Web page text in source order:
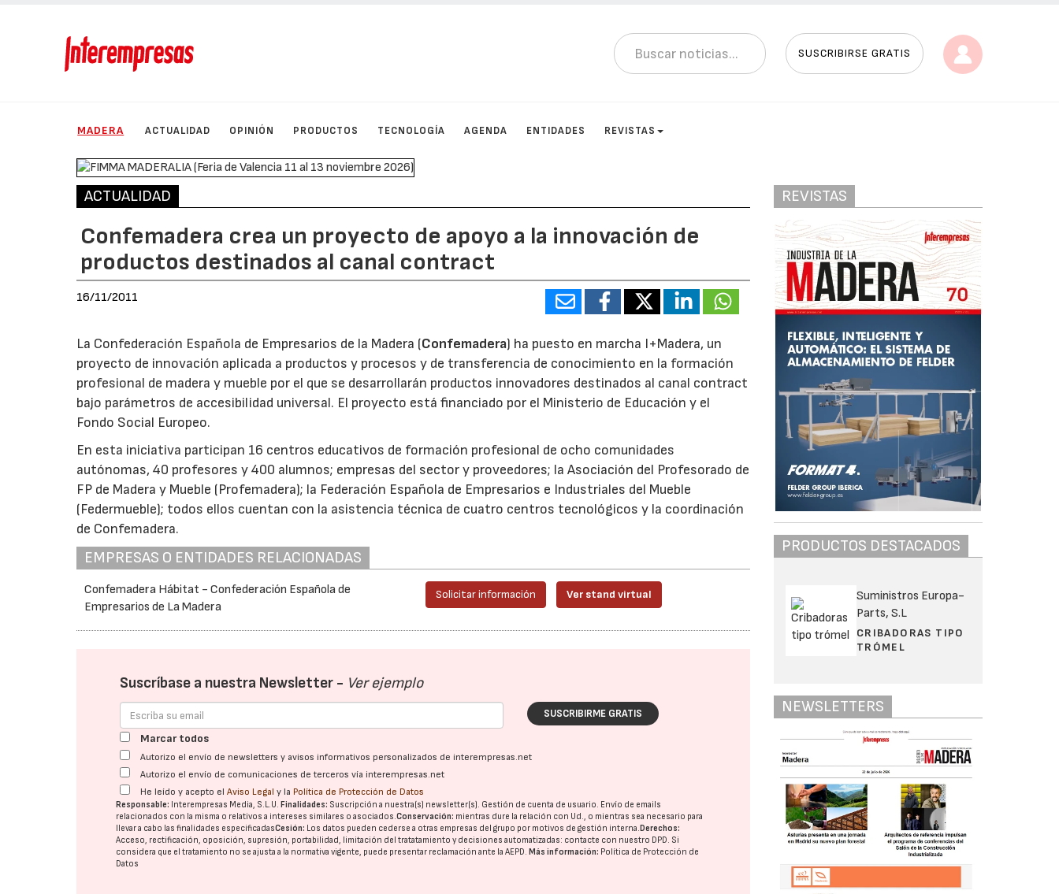
SUSCRIBIRSE GRATIS
MADERA ACTUALIDAD OPINIÓN PRODUCTOS TECNOLOGÍA AGENDA ENTIDADES REVISTAS
ACTUALIDAD
Confemadera crea un proyecto de apoyo a la innovación de
productos destinados al canal contract
16/11/2011
La Confederación Española de Empresarios de la Madera (Confemadera) ha puesto en marcha I+Madera, un
proyecto de innovación aplicada a productos y procesos y de transferencia de conocimiento en la formación
profesional de madera y mueble por el que se desarrollarán productos innovadores destinados al canal contract
bajo parámetros de accesibilidad universal. El proyecto está financiado por el Ministerio de Educación y el
Fondo Social Europeo.
En esta iniciativa participan 16 centros educativos de formación profesional de ocho comunidades
autónomas, 40 profesores y 400 alumnos; empresas del sector y proveedores; la Asociación del Profesorado de
FP de Madera y Mueble (Profemadera); la Federación Española de Empresarios e Industriales del Mueble
(Federmueble); todos ellos cuentan con la asistencia técnica de cuatro centros tecnológicos y la coordinación
de Confemadera.
EMPRESAS O ENTIDADES RELACIONADAS
Confemadera Hábitat - Confederación Española de
Empresarios de La Madera
Solicitar información Ver stand virtual
Suscríbase a nuestra Newsletter - Ver ejemplo
SUSCRIBIRME GRATIS
Marcar todos
Autorizo el envío de newsletters y avisos informativos personalizados de interempresas.net
Autorizo el envío de comunicaciones de terceros vía interempresas.net
He leído y acepto elAviso Legal y la Política de Protección de Datos
Responsable: Interempresas Media, S.L.U. Finalidades: Suscripción a nuestra(s) newsletter(s). Gestión de cuenta de usuario. Envío de emails
relacionados con la misma o relativos a intereses similares o asociados.Conservación: mientras dure la relación con Ud., o mientras sea necesario para
llevar a cabo las finalidades especificadasCesión: Los datos pueden cederse a otras empresas del grupo por motivos de gestión interna. Derechos:
Acceso, rectificación, oposición, supresión, portabilidad, limitación del tratatamiento y decisiones automatizadas: contacte con nuestro DPD. Si
considera que el tratamiento no se ajusta a la normativa vigente, puede presentar reclamación ante laAEPD. Más información: Política de Protección de
Datos
REVISTAS
PRODUCTOS DESTACADOS
Suministros Europa-
Parts, S.L
CRIBADORAS TIPO
TRÓMEL
NEWSLETTERS